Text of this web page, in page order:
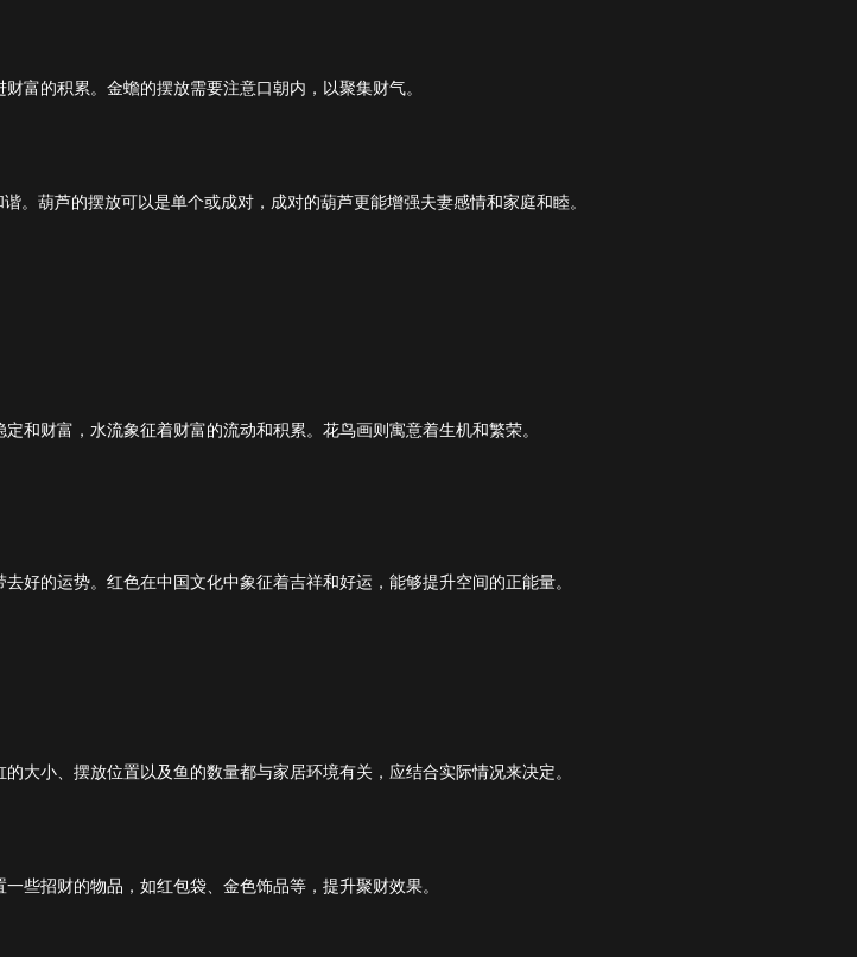
富的积累。金蟾的摆放需要注意口朝内，以聚集财气。
。葫芦的摆放可以是单个或成对，成对的葫芦更能增强夫妻感情和家庭和睦。
和财富，水流象征着财富的流动和积累。花鸟画则寓意着生机和繁荣。
好的运势。红色在中国文化中象征着吉祥和好运，能够提升空间的正能量。
大小、摆放位置以及鱼的数量都与家居环境有关，应结合实际情况来决定。
些招财的物品，如红包袋、金色饰品等，提升聚财效果。